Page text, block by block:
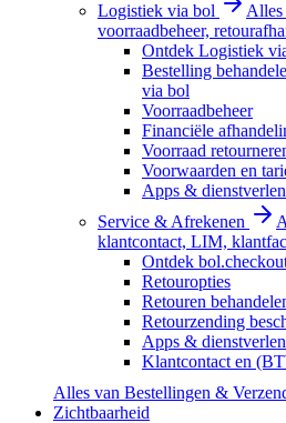
Logistiek via bol
Alles
voorraadbeheer,
Ontdek Logistiek
Bestelling
via bol
Voorraadbeheer
Financiële
Voorraad
Voorwaarden en
Apps &
Service & Afrekenen
klantcontact, LIM,
Ontdek
Retouropties
Retouren
Retourzending
Apps &
Klantcontact en
Alles van Bestellingen &
Zichtbaarheid